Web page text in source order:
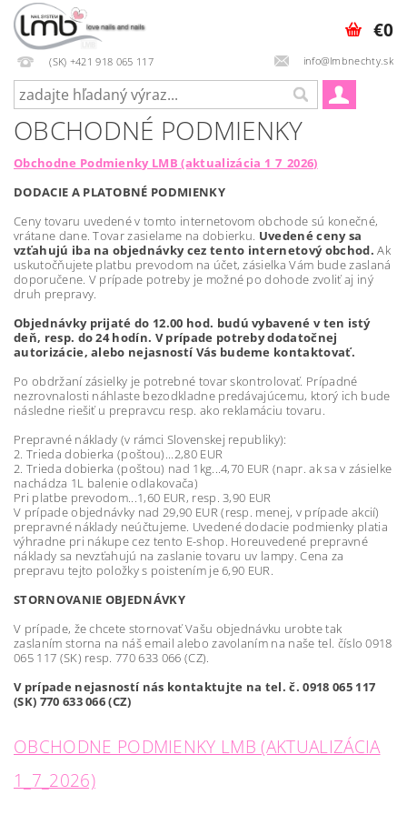
(SK) +421 918 065 117 info@lmbnechty.sk
€0
OBCHODNÉ PODMIENKY
Obchodne Podmienky LMB (aktualizácia 1_7_2026)
DODACIE A PLATOBNÉ PODMIENKY
Ceny tovaru uvedené v tomto internetovom obchode sú konečné,
vrátane dane. Tovar zasielame na dobierku. Uvedené ceny sa
vzťahujú iba na objednávky cez tento internetový obchod. Ak
uskutočňujete platbu prevodom na účet, zásielka Vám bude zaslaná
doporučene. V prípade potreby je možné po dohode zvoliť aj iný
druh prepravy.
Objednávky prijaté do 12.00 hod. budú vybavené v ten istý
deň, resp. do 24 hodín. V prípade potreby dodatočnej
autorizácie, alebo nejasností Vás budeme kontaktovať.
Po obdržaní zásielky je potrebné tovar skontrolovať. Prípadné
nezrovnalosti náhlaste bezodkladne predávajúcemu, ktorý ich bude
následne riešiť u prepravcu resp. ako reklamáciu tovaru.
Prepravné náklady (v rámci Slovenskej republiky):
2. Trieda dobierka (poštou)...2,80 EUR
2. Trieda dobierka (poštou) nad 1kg...4,70 EUR (napr. ak sa v zásielke
nachádza 1L balenie odlakovača)
Pri platbe prevodom...1,60 EUR, resp. 3,90 EUR
V prípade objednávky nad 29,90 EUR (resp. menej, v prípade akcií)
prepravné náklady neúčtujeme. Uvedené dodacie podmienky platia
výhradne pri nákupe cez tento E-shop. Horeuvedené prepravné
náklady sa nevzťahujú na zaslanie tovaru uv lampy. Cena za
prepravu tejto položky s poistením je 6,90 EUR.
STORNOVANIE OBJEDNÁVKY
V prípade, že chcete stornovať Vašu objednávku urobte tak
zaslaním storna na náš email alebo zavolaním na naše tel. číslo 0918
065 117 (SK) resp. 770 633 066 (CZ).
V prípade nejasností nás kontaktujte na tel. č. 0918 065 117
(SK) 770 633 066 (CZ)
OBCHODNE PODMIENKY LMB (AKTUALIZÁCIA
1_7_2026)